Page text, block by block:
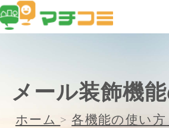
メール装飾機
ホーム > 各機能の使い方